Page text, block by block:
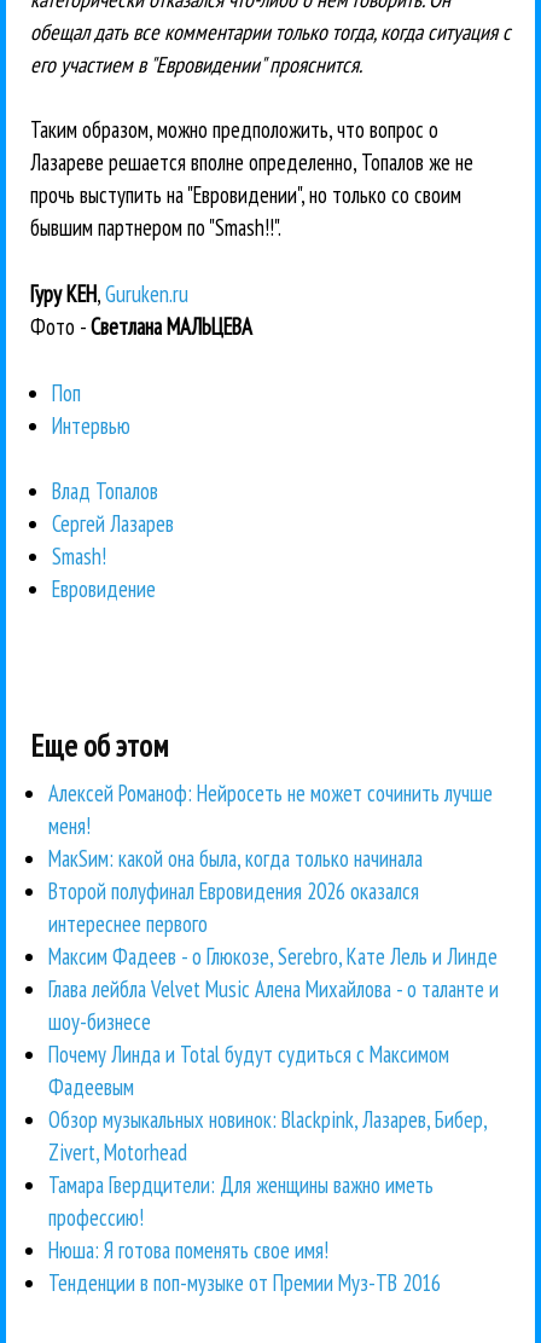
обещал дать все комментарии только тогда, когда ситуация с
его участием в "Евровидении" прояснится.
Таким образом, можно предположить, что вопрос о
Лазареве решается вполне определенно, Топалов же не
прочь выступить на "Евровидении", но только со своим
бывшим партнером по "Smash!!".
Гуру КЕН,Guruken.ru
Фото -Светлана МАЛЬЦЕВА
Поп
Интервью
Влад Топалов
Сергей Лазарев
Smash!
Евровидение
Еще об этом
Алексей Романоф: Нейросеть не может сочинить лучше
меня!
МакSим: какой она была, когда только начинала
Второй полуфинал Евровидения 2026 оказался
интереснее первого
Максим Фадеев - о Глюкозе, Serebro, Кате Лель и Линде
Глава лейбла Velvet Music Алена Михайлова - о таланте и
шоу-бизнесе
Почему Линда и Total будут судиться с Максимом
Фадеевым
Обзор музыкальных новинок: Blackpink, Лазарев, Бибер,
Zivert, Motorhead
Тамара Гвердцители: Для женщины важно иметь
профессию!
Нюша: Я готова поменять свое имя!
Тенденции в поп-музыке от Премии Муз-ТВ 2016